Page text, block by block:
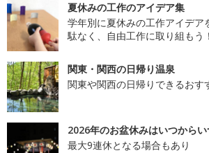
夏休みの工作のアイデア集
学年別に夏休みの工作アイデア
駄なく、自由工作に取り組もう！
関東・関西の日帰り温泉
関東や関西の日帰りできるおす
2026年のお盆休みはいつからい
最大9連休となる場合もあり